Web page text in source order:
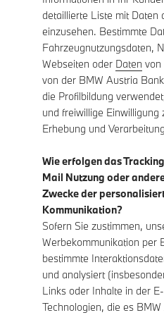
detaillierte Liste mit Daten
einzusehen. Bestimmte
Fahrzeugnutzungsdaten,
Webseiten oder Daten von
von der BMW Austria
die Profilbildung
und freiwillige Einwilligung
Erhebung und
Wie erfolgen das
Mail Nutzung oder
Zwecke der
Kommunikation?
Sofern Sie zustimmen,
Werbekommunikation per
bestimmte
und analysiert
Links oder Inhalte in der
Technologien, die es